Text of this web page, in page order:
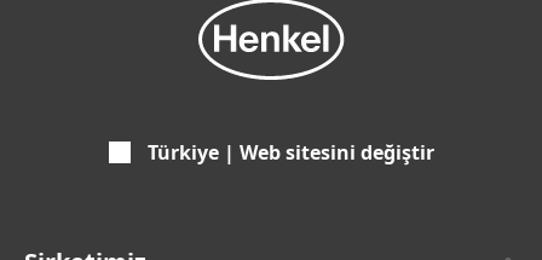
Türkiye | Web sitesini değiştir